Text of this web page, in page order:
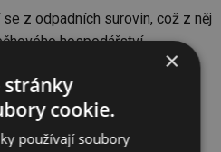
z odpadních surovin, což z něj
hospodářství
Nabízí stabilitu, kterou
izolace postrádají. Používá se
desek nebo jako vedlejší
×
stránky
cookie.
používají soubory